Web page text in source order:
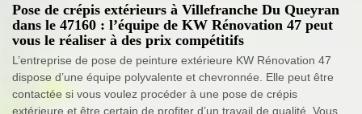
Pose de crépis extérieurs à Villefranche Du Queyran
dans le 47160 : l’équipe de KW Rénovation 47 peut
vous le réaliser à des prix compétitifs
L’entreprise de pose de peinture extérieure KW Rénovation 47
dispose d’une équipe polyvalente et chevronnée. Elle peut être
contactée si vous voulez procéder à une pose de crépis
extérieure et être certain de profiter d’un travail de qualité. Vous